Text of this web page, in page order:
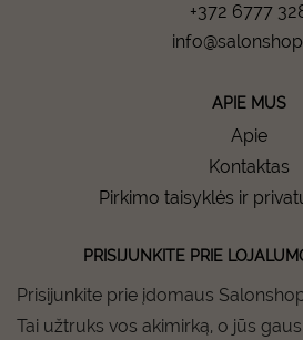
+372 6777
APIE MUS
Apie
Kontaktas
Pirkimo taisyklės ir
PRISIJUNKITE PRIE
Prisijunkite prie įdomaus
Tai užtruks vos akimirką, o jūs